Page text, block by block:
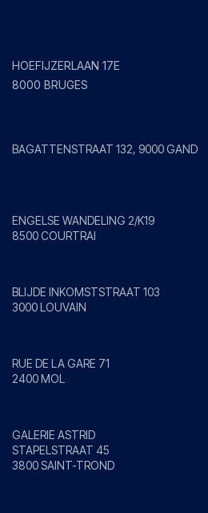
HOEFIJZERLAAN 17E
8000 BRUGES
BAGATTENSTRAAT 132, 9000 GAND
ENGELSE WANDELING 2/K19
8500 COURTRAI
BLIJDE INKOMSTSTRAAT 103
3000 LOUVAIN
RUE DE LA GARE 71
2400 MOL
GALERIE ASTRID
STAPELSTRAAT 45
3800 SAINT-TROND